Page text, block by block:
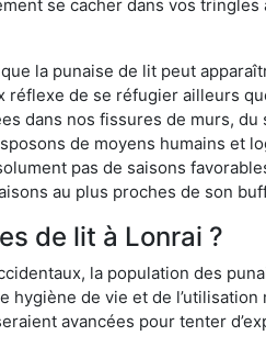
se cacher dans vos
la punaise de lit peut
de se réfugier ailleurs
dans nos fissures de murs,
de moyens humains et
pas de saisons
au plus proches de son
de lit à Lonrai ?
la population des
hygiène de vie et de
avancées pour tenter